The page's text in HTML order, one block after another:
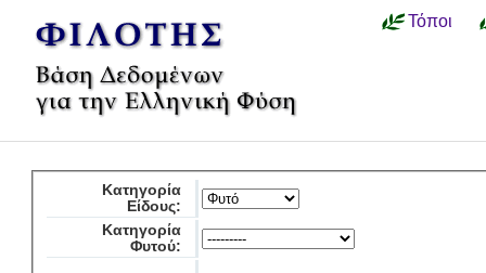
Τόποι
Κατηγορία
Είδους:
Κατηγορία
Φυτού: